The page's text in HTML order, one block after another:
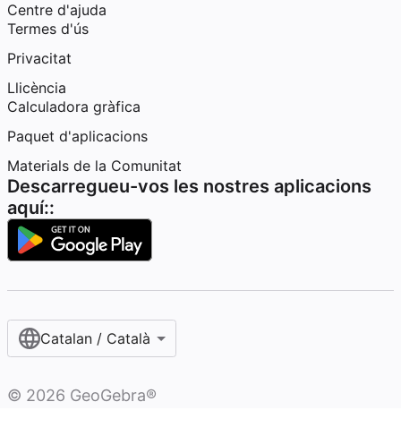
Centre d'ajuda
Termes d'ús
Privacitat
Llicència
Calculadora gràfica
Paquet d'aplicacions
Materials de la Comunitat
Descarregueu-vos les nostres aplicacions
aquí::
Catalan / Català
© 2026 GeoGebra®